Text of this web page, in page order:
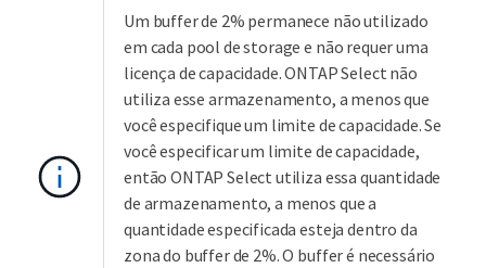
Um buffer de 2% permanece não utilizado
em cada pool de storage e não requer uma
licença de capacidade. ONTAP Select não
utiliza esse armazenamento, a menos que
você especifique um limite de capacidade. Se
você especificar um limite de capacidade,
então ONTAP Select utiliza essa quantidade
de armazenamento, a menos que a
quantidade especificada esteja dentro da
zona do buffer de 2%. O buffer é necessário